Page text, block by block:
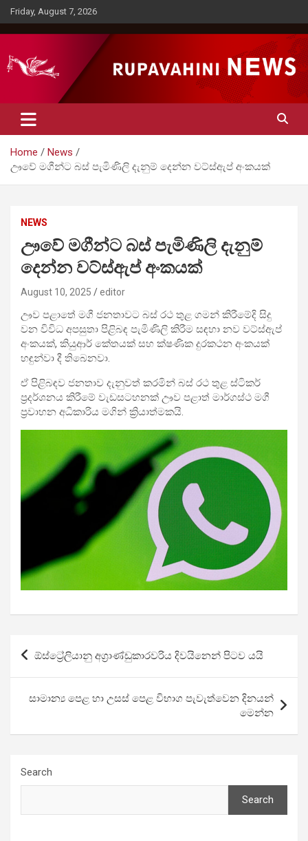
Skip
to
content
Friday, August 7, 2026
Rupavahini News
Home
News
ඌවේ මගීන්ට බස් පැමිණිලි දැනුම් දෙන්න වට්ස්ඇප් අංකයක්
NEWS
ඌවේ මගීන්ට බස් පැමිණිලි දැනුම්
දෙන්න වට්ස්ඇප් අංකයක්
August 10, 2025 editor
ඌව පළාතේ මගී ජනතාවට බස් රථ තුළ ගමන් කිරීමේදි සිදු
වන විවිධ අපසුතා පිළිබඳ පැමිණිලි කිරීම සඳහා නව වට්ස්ඇප්
අංකයක්, කියුආර් කේතයක් සහ ක්ෂණික දුරකථන අංකයක්
හඳුන්වා දී තිබෙනවා.
ඒ පිළිබඳව ජනතාව දැනුවත් කරමින් බස් රථ තුළ ස්ටිකර්
ප්‍රදර්ශනය කිරීමේ වැඩසටහනක් ඌව පළාත් මාර්ගස්ථ මගී
ප්‍රවාහන අධිකාරිය මගින් ක්‍රියාත්මකයි.
Post
navigation
ඕස්ට්‍රේලියානු අග්‍රාණ්ඩුකාරවරිය දිවයිනෙන් පිටව යයි
සාමාන්‍ය පෙළ හා උසස් පෙළ විභාග පැවැත්වෙන දිනයන්
මෙන්න
Search
Search